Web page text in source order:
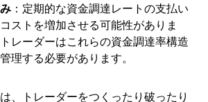
：定期的な資金調達レートの支払い
ストを増加させる可能性がありま
レーダーはこれらの資金調達率構造
理する必要があります。
は、トレーダーをつくったり破ったり